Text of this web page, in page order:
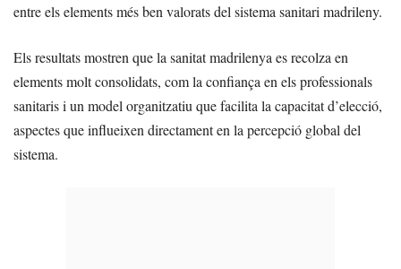
entre els elements més ben valorats del sistema sanitari madrileny.
Els resultats mostren que la sanitat madrilenya es recolza en
elements molt consolidats, com la confiança en els professionals
sanitaris i un model organitzatiu que facilita la capacitat d’elecció,
aspectes que influeixen directament en la percepció global del
sistema.